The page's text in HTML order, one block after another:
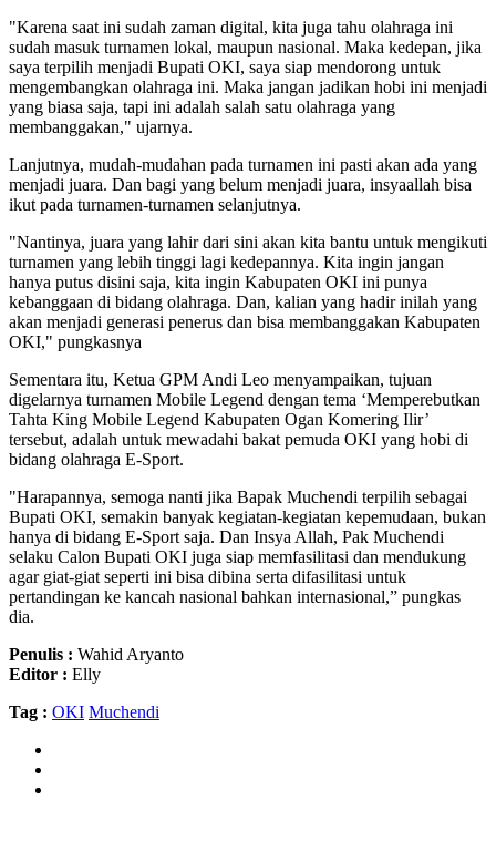
"Karena saat ini sudah zaman digital, kita juga tahu olahraga ini
sudah masuk turnamen lokal, maupun nasional. Maka kedepan, jika
saya terpilih menjadi Bupati OKI, saya siap mendorong untuk
mengembangkan olahraga ini. Maka jangan jadikan hobi ini menjadi
yang biasa saja, tapi ini adalah salah satu olahraga yang
membanggakan," ujarnya.
Lanjutnya, mudah-mudahan pada turnamen ini pasti akan ada yang
menjadi juara. Dan bagi yang belum menjadi juara, insyaallah bisa
ikut pada turnamen-turnamen selanjutnya.
"Nantinya, juara yang lahir dari sini akan kita bantu untuk mengikuti
turnamen yang lebih tinggi lagi kedepannya. Kita ingin jangan
hanya putus disini saja, kita ingin Kabupaten OKI ini punya
kebanggaan di bidang olahraga. Dan, kalian yang hadir inilah yang
akan menjadi generasi penerus dan bisa membanggakan Kabupaten
OKI," pungkasnya
Sementara itu, Ketua GPM Andi Leo menyampaikan, tujuan
digelarnya turnamen Mobile Legend dengan tema ‘Memperebutkan
Tahta King Mobile Legend Kabupaten Ogan Komering Ilir’
tersebut, adalah untuk mewadahi bakat pemuda OKI yang hobi di
bidang olahraga E-Sport.
"Harapannya, semoga nanti jika Bapak Muchendi terpilih sebagai
Bupati OKI, semakin banyak kegiatan-kegiatan kepemudaan, bukan
hanya di bidang E-Sport saja. Dan Insya Allah, Pak Muchendi
selaku Calon Bupati OKI juga siap memfasilitasi dan mendukung
agar giat-giat seperti ini bisa dibina serta difasilitasi untuk
pertandingan ke kancah nasional bahkan internasional,” pungkas
dia.
Penulis : Wahid Aryanto
Editor : Elly
Tag : OKI Muchendi